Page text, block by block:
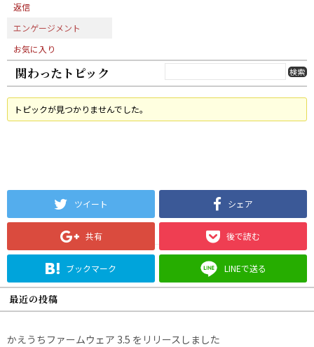
返信
エンゲージメント
お気に入り
関わったトピック
トピックが見つかりませんでした。
ツイート シェア
共有 後で読む
ブックマーク LINEで送る
最近の投稿
かえうちファームウェア 3.5 をリリースしました